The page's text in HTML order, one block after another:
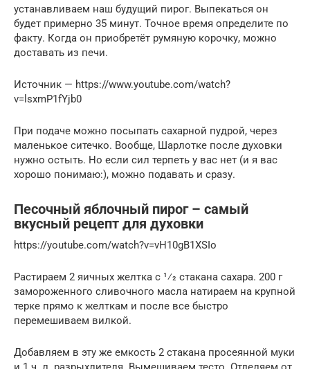
устанавливаем наш будущий пирог. Выпекаться он
будет примерно 35 минут. Точное время определите по
факту. Когда он приобретёт румяную корочку, можно
доставать из печи.
Источник — https://www.youtube.com/watch?
v=lsxmP1fYjb0
При подаче можно посыпать сахарной пудрой, через
маленькое ситечко. Вообще, Шарлотке после духовки
нужно остыть. Но если сил терпеть у вас нет (и я вас
хорошо понимаю:), можно подавать и сразу.
Песочный яблочный пирог – самый
вкусный рецепт для духовки
https://youtube.com/watch?v=vH10gB1XSIo
Растираем 2 яичных желтка с 1⁄2 стакана сахара. 200 г
замороженного сливочного масла натираем на крупной
терке прямо к желткам и после все быстро
перемешиваем вилкой.
Добавляем в эту же емкость 2 стакана просеянной муки